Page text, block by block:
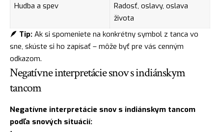
Hudba a spev
Radosť, oslavy, oslava
života
🪶 Tip: Ak si spomeniete na konkrétny symbol z tanca vo
sne, skúste si ho zapísať – môže byť pre vás cenným
odkazom.
Negatívne interpretácie snov s indiánskym
tancom
Negatívne interpretácie snov s indiánskym tancom
podľa snových situácií: